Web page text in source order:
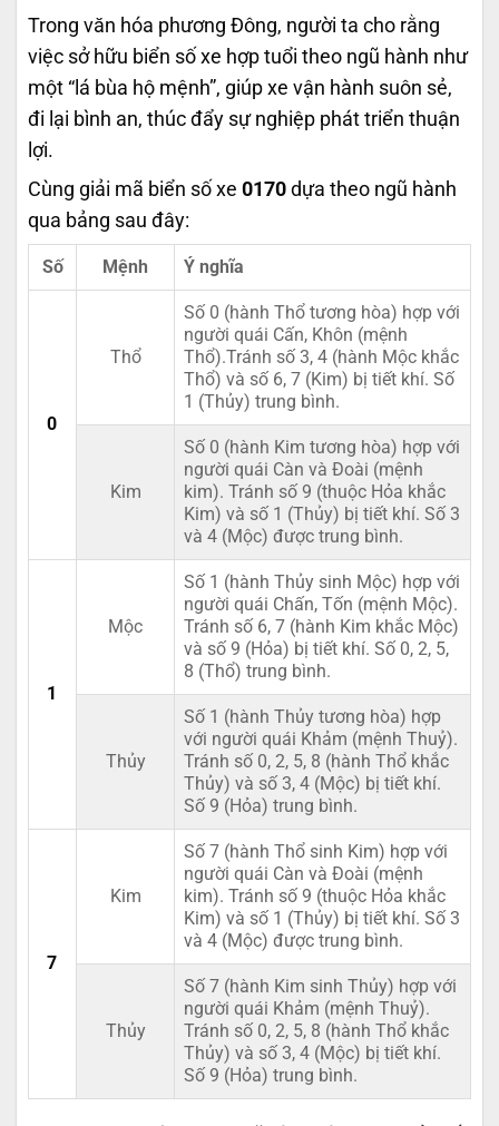
Trong văn hóa phương Đông, người ta cho rằng
việc sở hữu biển số xe hợp tuổi theo ngũ hành như
một “lá bùa hộ mệnh”, giúp xe vận hành suôn sẻ,
đi lại bình an, thúc đẩy sự nghiệp phát triển thuận
lợi.
Cùng giải mã biển số xe 0170 dựa theo ngũ hành
qua bảng sau đây:
Số Mệnh Ý nghĩa
0
Thổ
Số 0 (hành Thổ tương hòa) hợp với
người quái Cấn, Khôn (mệnh
Thổ).Tránh số 3, 4 (hành Mộc khắc
Thổ) và số 6, 7 (Kim) bị tiết khí. Số
1 (Thủy) trung bình.
Kim
Số 0 (hành Kim tương hòa) hợp với
người quái Càn và Đoài (mệnh
kim). Tránh số 9 (thuộc Hỏa khắc
Kim) và số 1 (Thủy) bị tiết khí. Số 3
và 4 (Mộc) được trung bình.
1
Mộc
Số 1 (hành Thủy sinh Mộc) hợp với
người quái Chấn, Tốn (mệnh Mộc).
Tránh số 6, 7 (hành Kim khắc Mộc)
và số 9 (Hỏa) bị tiết khí. Số 0, 2, 5,
8 (Thổ) trung bình.
Thủy
Số 1 (hành Thủy tương hòa) hợp
với người quái Khảm (mệnh Thuỷ).
Tránh số 0, 2, 5, 8 (hành Thổ khắc
Thủy) và số 3, 4 (Mộc) bị tiết khí.
Số 9 (Hỏa) trung bình.
7
Kim
Số 7 (hành Thổ sinh Kim) hợp với
người quái Càn và Đoài (mệnh
kim). Tránh số 9 (thuộc Hỏa khắc
Kim) và số 1 (Thủy) bị tiết khí. Số 3
và 4 (Mộc) được trung bình.
Thủy
Số 7 (hành Kim sinh Thủy) hợp với
người quái Khảm (mệnh Thuỷ).
Tránh số 0, 2, 5, 8 (hành Thổ khắc
Thủy) và số 3, 4 (Mộc) bị tiết khí.
Số 9 (Hỏa) trung bình.